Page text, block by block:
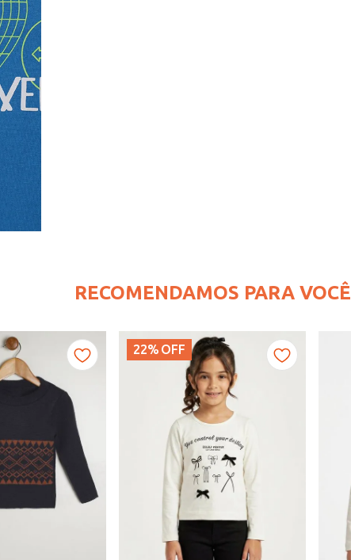
RECOMENDAMOS PARA VOCÊ
22% OFF